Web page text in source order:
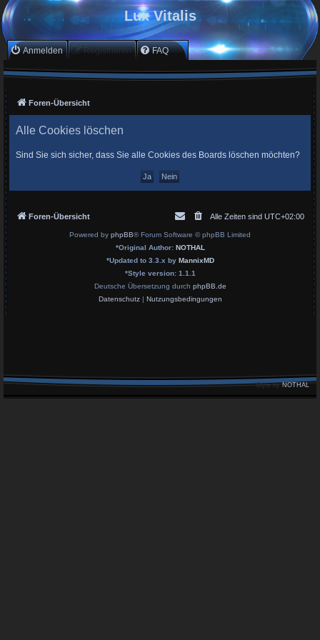
Lux Vitalis
Anmelden Registrieren FAQ
Foren-Übersicht
Alle Cookies löschen
Sind Sie sich sicher, dass Sie alle Cookies des Boards löschen möchten?
Foren-Übersicht Alle Zeiten sind UTC+02:00
Powered by phpBB® Forum Software © phpBB Limited
*Original Author: NOTHAL
*Updated to 3.3.x by MannixMD
*Style version: 1.1.1
Deutsche Übersetzung durch phpBB.de
Datenschutz| Nutzungsbedingungen
Style byNOTHAL